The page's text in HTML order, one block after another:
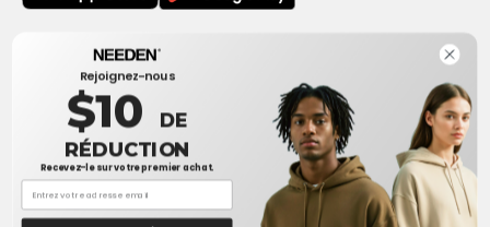
Bureau
One Dundas Street West Suite 2500
Toronto, Ontario, M5G 1Z3
Ceci n'est PAS l'adresse de retour. Pour les retours, voir ici
Bureau
1300 rue Sherbrooke Ouest #400
Rejoignez-nous
$10 DE
RÉDUCTION
Recevez-le sur votre premier achat.